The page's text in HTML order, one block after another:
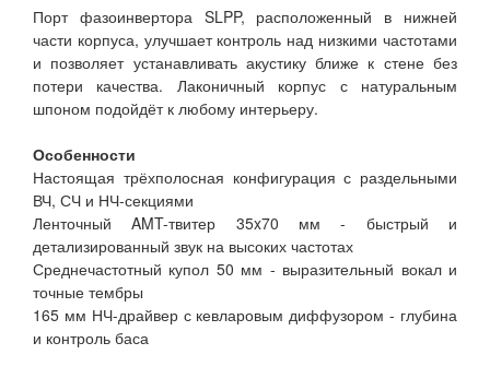
Порт фазоинвертора SLPP, расположенный в нижней
части корпуса, улучшает контроль над низкими частотами
и позволяет устанавливать акустику ближе к стене без
потери качества. Лаконичный корпус с натуральным
шпоном подойдёт к любому интерьеру.
Особенности
Настоящая трёхполосная конфигурация с раздельными
ВЧ, СЧ и НЧ-секциями
Ленточный AMT-твитер 35x70 мм - быстрый и
детализированный звук на высоких частотах
Среднечастотный купол 50 мм - выразительный вокал и
точные тембры
165 мм НЧ-драйвер с кевларовым диффузором - глубина
и контроль баса